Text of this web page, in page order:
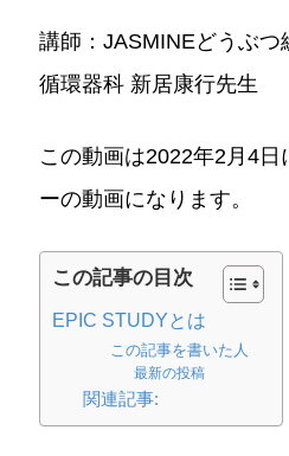
講師：JASMINEどうぶ
循環器科 新居康行先⽣
この動画は2022年2月4
ーの動画になります。
この記事の目次
EPIC STUDYとは
この記事を書いた人
最新の投稿
関連記事: